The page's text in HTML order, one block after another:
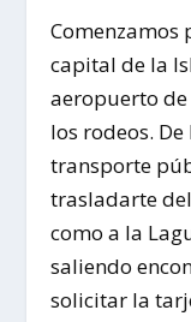
Comenzamos
capital de la
aeropuerto
los rodeos.
transporte
trasladarte
como a la
saliendo
solicitar la